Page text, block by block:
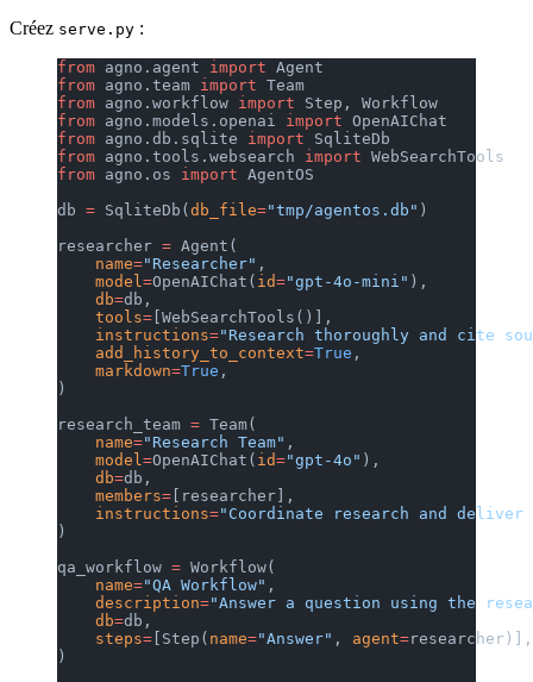
Créez serve.py :
from agno.agent import Agent
from agno.team import Team
from agno.workflow import Step, Workflow
from agno.models.openai import OpenAIChat
from agno.db.sqlite import SqliteDb
from agno.tools.websearch import WebSearchTools
from agno.os import AgentOS
db = SqliteDb( db_file="tmp/agentos.db" )
researcher = Agent(
    name
="Researcher" ,
    model
=OpenAIChat( id="gpt-4o-mini" ),
    db
=db,
    tools
= [WebSearchTools()],
    instructions
="Research thoroughly and cite
    add_history_to_context
=True ,
    markdown
=True ,
)
research_team = Team(
    name
="Research Team" ,
    model
=OpenAIChat( id="gpt-4o" ),
    db
=db,
    members
= [researcher],
    instructions
="Coordinate research and
)
qa_workflow = Workflow(
    name
="QA Workflow" ,
    description
="Answer a question using the
    db
=db,
    steps
= [Step( name="Answer" , agent=researcher)],
)